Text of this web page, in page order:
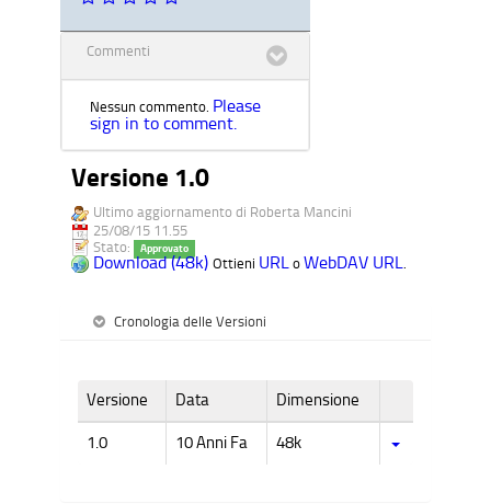
Commenti
Nessun commento. Please
sign in to comment.
Versione 1.0
Ultimo aggiornamento di Roberta Mancini
25/08/15 11.55
Stato:
Approvato
Download (48k) Ottieni URL o WebDAV URL.
Cronologia delle Versioni
Versione Data Dimensione
1.0 10 Anni Fa 48k